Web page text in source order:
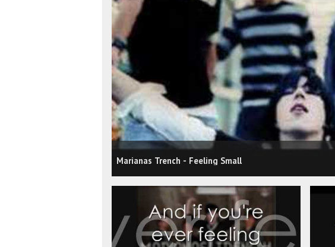
Marianas Trench - Feeling Small